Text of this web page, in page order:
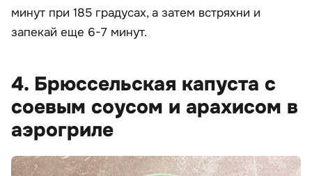
минут при 185 градусах, а затем встряхни и
запекай еще 6-7 минут.
4. Брюссельская капуста с
соевым соусом и арахисом в
аэрогриле